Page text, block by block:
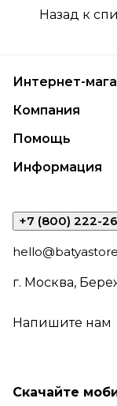
Назад к
Интернет-
Компания
Помощь
Информация
+7 (800) 222-
г. Москва,
Напишите нам
Скачайте